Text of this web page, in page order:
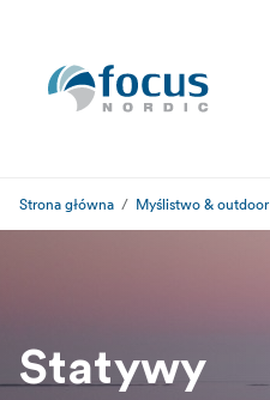
Strona główna Myślistwo & outdoor
Statywy